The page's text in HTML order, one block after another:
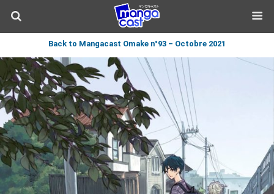
Back to Mangacast Omake n°93 – Octobre 2021